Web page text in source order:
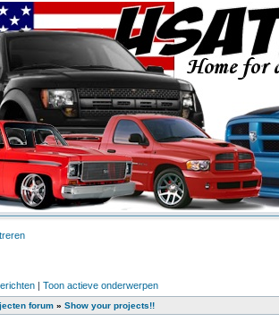
| Toon actieve onderwerpen
forum » Show your projects!!